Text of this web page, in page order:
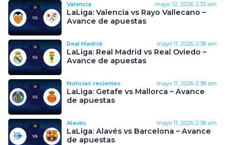
Valencia mayo 12, 2026 2:33 am
LaLiga: Valencia vs Rayo Vallecano –
Avance de apuestas
Real Madrid mayo 11, 2026 2:38 am
LaLiga: Real Madrid vs Real Oviedo –
Avance de apuestas
Noticias recientes mayo 11, 2026 2:38 am
LaLiga: Getafe vs Mallorca – Avance
de apuestas
Alavés mayo 11, 2026 2:38 am
LaLiga: Alavés vs Barcelona – Avance
de apuestas